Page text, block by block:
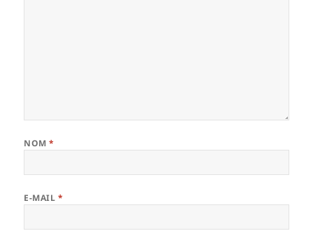
NOM*
E-MAIL *